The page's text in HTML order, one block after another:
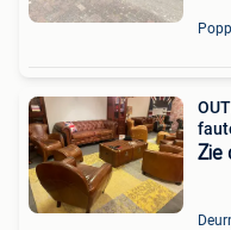
Zie